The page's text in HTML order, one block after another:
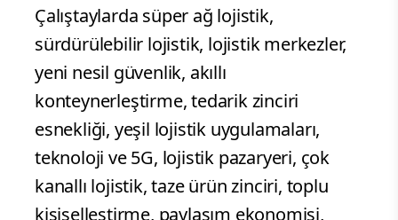
Çalıştaylarda süper ağ lojistik,
sürdürülebilir lojistik, lojistik merkezler,
yeni nesil güvenlik, akıllı
konteynerleştirme, tedarik zinciri
esnekliği, yeşil lojistik uygulamaları,
teknoloji ve 5G, lojistik pazaryeri, çok
kanallı lojistik, taze ürün zinciri, toplu
kişiselleştirme, paylaşım ekonomisi,